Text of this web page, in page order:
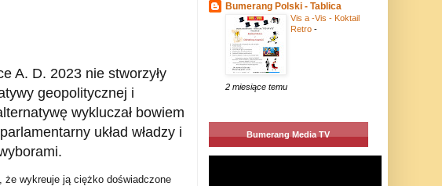
A. D. 2023 nie stworzyły
geopolitycznej i
wykluczał bowiem
układ władzy i
że wykreuje ją ciężko doświadczone
Bumerang Polski - Tablica
Vis a -Vis - Koktail
Retro -
2 miesiące temu
Bumerang Media TV